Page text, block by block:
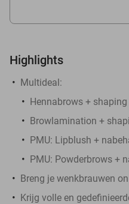
Highlights
Multideal:
Hennabrows + shaping
Browlamination +
PMU: Lipblush +
PMU: Powderbrows +
Breng je wenkbrauwen
Krijg volle en